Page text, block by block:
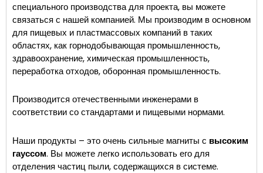
специального производства для проекта, вы можете
связаться с нашей компанией. Мы производим в основном
для пищевых и пластмассовых компаний в таких
областях, как горнодобывающая промышленность,
здравоохранение, химическая промышленность,
переработка отходов, оборонная промышленность.
Производится отечественными инженерами в
соответствии со стандартами и пищевыми нормами.
Наши продукты – это очень сильные магниты с высоким
гауссом. Вы можете легко использовать его для
отделения частиц пыли, содержащихся в системе.